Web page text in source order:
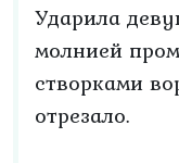
Ударила
молнией
створками
отрезало.